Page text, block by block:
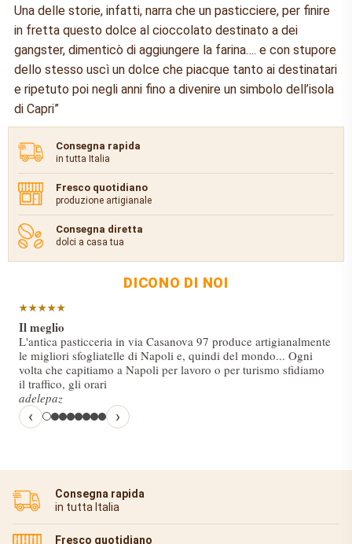
Una delle storie, infatti, narra che un pasticciere, per finire
in fretta questo dolce al cioccolato destinato a dei
gangster, dimenticò di aggiungere la farina…. e con stupore
dello stesso uscì un dolce che piacque tanto ai destinatari
e ripetuto poi negli anni fino a divenire un simbolo dell’isola
di Capri”
Consegna rapida
in tutta Italia
Fresco quotidiano
produzione artigianale
Consegna diretta
dolci a casa tua
DICONO DI NOI
★★★★★
Il meglio
L'antica pasticceria in via Casanova 97 produce artigianalmente
le migliori sfogliatelle di Napoli e, quindi del mondo... Ogni
volta che capitiamo a Napoli per lavoro o per turismo sfidiamo
il traffico, gli orari
adelepaz
Mariano G
Super
Bme25
‹ ›
Consegna rapida
in tutta Italia
Fresco quotidiano